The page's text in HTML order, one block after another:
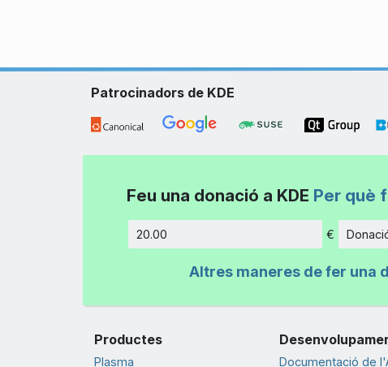
Patrocinadors de KDE
Feu una donació a KDE Per què
Import
€
Altres maneres de fer una
Productes
Plasma Documentació de